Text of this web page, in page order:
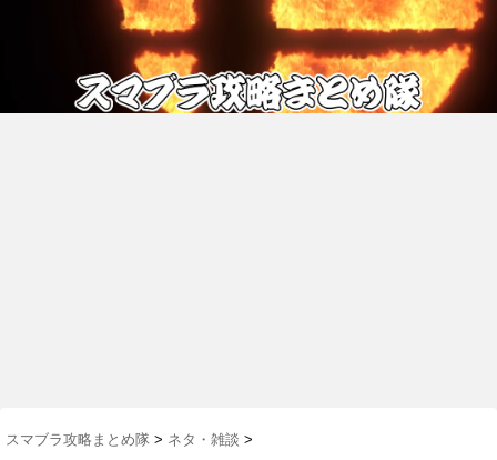
スマブラ攻略まとめ隊 > ネタ・雑談 >